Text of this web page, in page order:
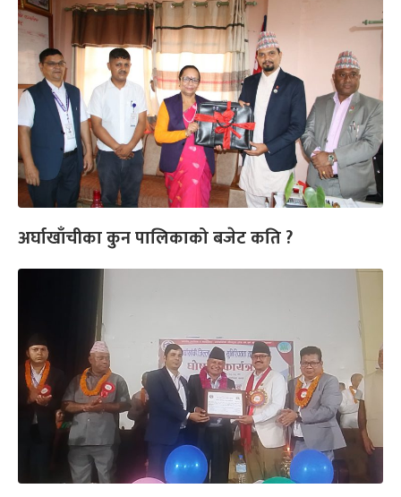
अर्घाखाँचीका कुन पालिकाको बजेट कति ?